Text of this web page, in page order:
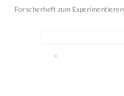
Forscherheft zum Experimentieren